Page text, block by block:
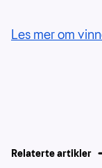
Les mer om
Relaterte artikler